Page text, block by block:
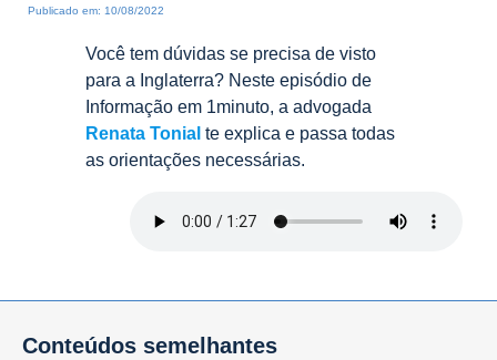
Publicado em: 10/08/2022
Você tem dúvidas se precisa de visto
para a Inglaterra? Neste episódio de
Informação em 1minuto, a advogada
Renata Tonial te explica e passa todas
as orientações necessárias.
Conteúdos semelhantes